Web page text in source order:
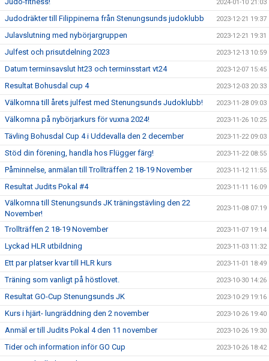
2024-01-10 21:03
Judodräkter till Filippinerna från Stenungsunds judoklubb 2023-12-21 19:37
Julavslutning med nybörjargruppen 2023-12-21 19:31
Julfest och prisutdelning 2023 2023-12-13 10:59
Datum terminsavslut ht23 och terminsstart vt24 2023-12-07 15:45
Resultat Bohusdal cup 4 2023-12-03 20:33
Välkomna till årets julfest med Stenungsunds Judoklubb! 2023-11-28 09:03
Välkomna på nybörjarkurs för vuxna 2024! 2023-11-26 10:25
Tävling Bohusdal Cup 4 i Uddevalla den 2 december 2023-11-22 09:03
Stöd din förening, handla hos Flügger färg! 2023-11-22 08:55
Påminnelse, anmälan till Trollträffen 2 18-19 November 2023-11-12 11:55
Resultat Judits Pokal #4 2023-11-11 16:09
Välkomna till Stenungsunds JK träningstävling den 22
November!
2023-11-08 07:19
Trollträffen 2 18-19 November 2023-11-07 19:14
Lyckad HLR utbildning 2023-11-03 11:32
Ett par platser kvar till HLR kurs 2023-11-01 18:49
Träning som vanligt på höstlovet. 2023-10-30 14:26
Resultat GO-Cup Stenungsunds JK 2023-10-29 19:16
Kurs i hjärt- lungräddning den 2 november 2023-10-26 19:40
Anmäl er till Judits Pokal 4 den 11 november 2023-10-26 19:30
Tider och information inför GO Cup 2023-10-26 18:42